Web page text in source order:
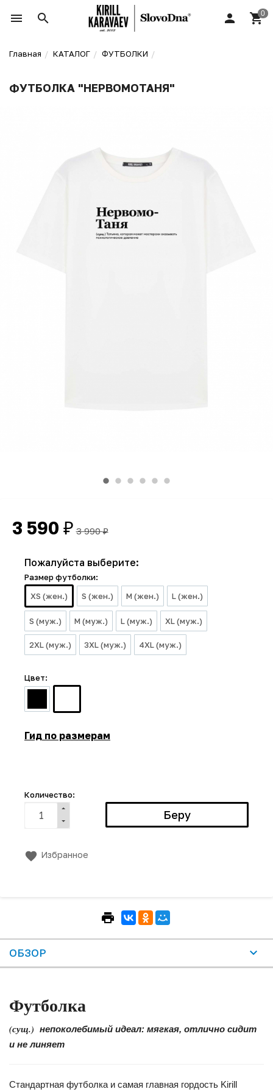
Главная КАТАЛОГ ФУТБОЛКИ
ФУТБОЛКА "НЕРВОМОТАНЯ"
3 590 ₽ 3 990₽
Пожалуйста выберите:
Размер футболки:
XS (жен.)
S (жен.) M (жен.) L (жен.)
S (муж.) M (муж.) L (муж.) XL (муж.)
2XL (муж.) 3XL (муж.) 4XL (муж.)
Цвет:
Гид по размерам
Количество:
Избранное
ОБЗОР
Футболка
(сущ.) непоколебимый идеал: мягкая, отлично сидит
и не линяет
Стандартная футболка и самая главная гордость Kirill